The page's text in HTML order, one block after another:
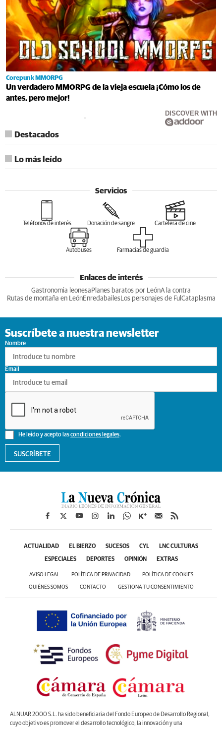
Corepunk MMORPG
Un verdadero MMORPG de la vieja escuela ¡Cómo los de
antes, pero mejor!
DISCOVER WITH
Destacados
Lo más leído
Servicios
Teléfonos de interés Donación de sangre Cartelera de cine
Autobuses Farmacias de guardia
Enlaces de interés
Gastronomia leonesa Planes baratos por LeónA la contra
Rutas de montaña en LeónEnredabailesLos personajes de Ful Cataplasma
Suscríbete a nuestra newsletter
Nombre
He leído y acepto lascondiciones legales.
Email
SUSCRÍBETE
ACTUALIDAD EL BIERZO SUCESOS CYL LNC CULTURAS
ESPECIALES DEPORTES OPINIÓN EXTRAS
AVISO LEGAL POLÍTICA DE PRIVACIDAD POLÍTICA DE COOKIES
QUIÉNES SOMOS CONTACTO GESTIONA TU CONSENTIMIENTO
ALNUAR 2000 S.L. ha sido beneficiaria del Fondo Europeo de Desarrollo Regional,
cuyo objetivo es promover el desarrollo tecnológico, la innovación y una